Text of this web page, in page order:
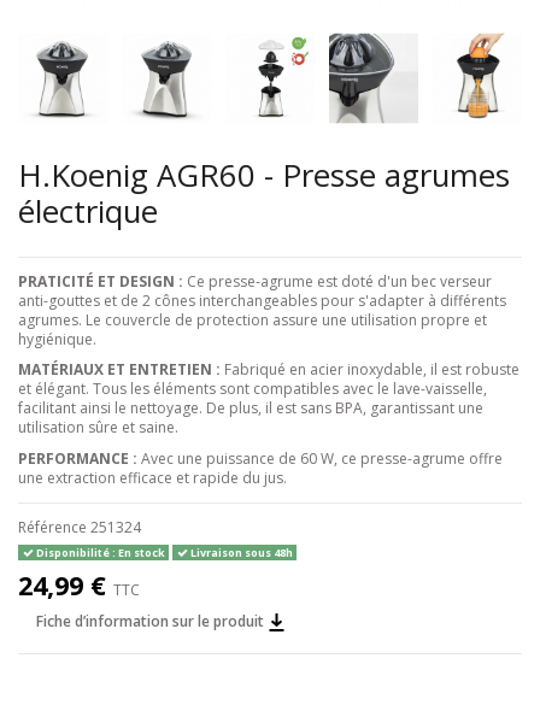
H.Koenig AGR60 - Presse agrumes
électrique
PRATICITÉ ET DESIGN : Ce presse-agrume est doté d'un bec verseur
anti-gouttes et de 2 cônes interchangeables pour s'adapter à différents
agrumes. Le couvercle de protection assure une utilisation propre et
hygiénique.
MATÉRIAUX ET ENTRETIEN : Fabriqué en acier inoxydable, il est robuste
et élégant. Tous les éléments sont compatibles avec le lave-vaisselle,
facilitant ainsi le nettoyage. De plus, il est sans BPA, garantissant une
utilisation sûre et saine.
PERFORMANCE : Avec une puissance de 60 W, ce presse-agrume offre
une extraction efficace et rapide du jus.
Référence 251324
Disponibilité : En stock Livraison sous 48h
24,99 € TTC
Fiche d’information sur le produit